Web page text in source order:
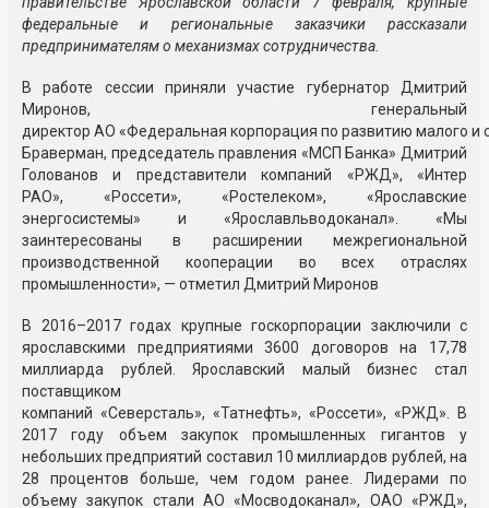
федеральные и региональные заказчики рассказали
предпринимателям о механизмах сотрудничества.
В работе сессии приняли участие губернатор Дмитрий
Миронов, генеральный
директор АО «Федеральная корпорация по развитию малого и
Браверман, председатель правления «МСП Банка» Дмитрий
Голованов и представители компаний «РЖД», «Интер
РАО», «Россети», «Ростелеком», «Ярославские
энергосистемы» и «Ярославльводоканал». «Мы
заинтересованы в расширении межрегиональной
производственной кооперации во всех отраслях
промышленности», — отметил Дмитрий Миронов
В 2016–2017 годах крупные госкорпорации заключили с
ярославскими предприятиями 3600 договоров на 17,78
миллиарда рублей. Ярославский малый бизнес стал
поставщиком
компаний «Северсталь», «Татнефть», «Россети», «РЖД». В
2017 году объем закупок промышленных гигантов у
небольших предприятий составил 10 миллиардов рублей, на
28 процентов больше, чем годом ранее. Лидерами по
объему закупок стали АО «Мосводоканал», ОАО «РЖД»,